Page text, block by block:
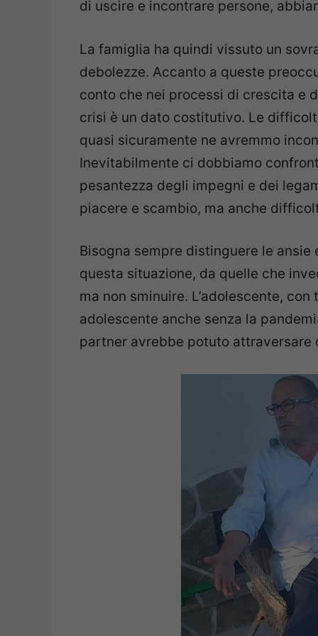
di uscire e incontrare persone,
La famiglia ha quindi vissuto un
debolezze. Accanto a queste
conto che nei processi di crescita e
crisi è un dato costitutivo. Le
quasi sicuramente ne avremmo
Inevitabilmente ci dobbiamo
pesantezza degli impegni e dei
piacere e scambio, ma anche
Bisogna sempre distinguere le
questa situazione, da quelle che
ma non sminuire. L’adolescente,
adolescente anche senza la
partner avrebbe potuto attraversare